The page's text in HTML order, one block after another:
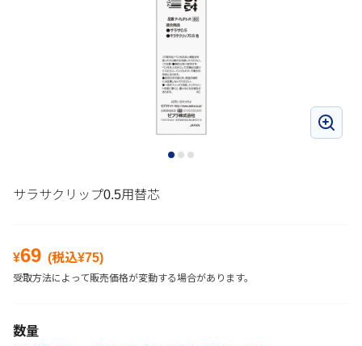
サラサクリップ0.5用替芯
¥69 (税込¥75)
受取方法によって販売価格が変動する場合があります。
数量